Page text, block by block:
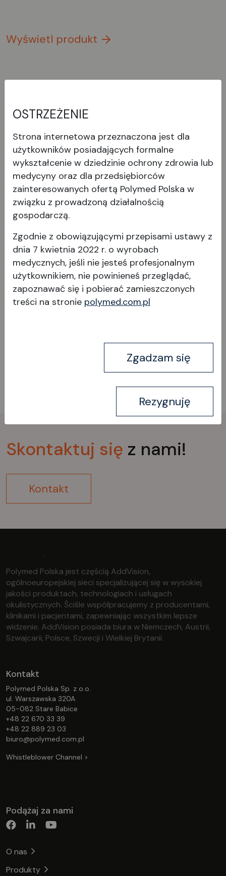
Wyświetl produkt
Zestaw standardowy do
iniekcji doszklistkowych
M08 8000
Wyświetl produkt
Skontaktuj się z nami!
Kontakt
Polymed Polska jest częścią AddVision,
ogólnoeuropejskiej sieci specjalizującej się w wysokiej
jakości produktach, technologiach i usługach
okulistycznych. Ściśle współpracujemy z producentami,
klinikami i pacjentami, zapewniając wszystkim lepsze
widzenie. AddVision posiada biura w Niemczech, Austrii,
Szwajcarii, Polsce, Szwecji i Wielkiej Brytanii.
Kontakt
Polymed Polska Sp. z o.o.
ul. Warszawska 320A
05-082 Stare Babice
+48 22 670 33 39
+48 22 889 23 03
biuro@polymed.com.pl
Whistleblower Channel >
Podążaj za nami
O nas
Produkty
OSTRZEŻENIE
Strona internetowa przeznaczona jest dla
użytkowników posiadających formalne
wykształcenie w dziedzinie ochrony zdrowia lub
medycyny oraz dla przedsiębiorców
zainteresowanych ofertą Polymed Polska w
związku z prowadzoną działalnością
gospodarczą.
Zgodnie z obowiązującymi przepisami ustawy z
dnia 7 kwietnia 2022 r. o wyrobach
medycznych, jeśli nie jesteś profesjonalnym
użytkownikiem, nie powinieneś przeglądać,
zapoznawać się i pobierać zamieszczonych
treści na stronie polymed.com.pl
Zgadzam się
Rezygnuję